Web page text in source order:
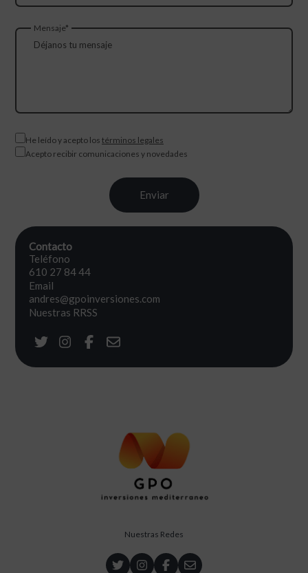
Mensaje*
He leído y acepto los términos legales
Acepto recibir comunicaciones y novedades
Contacto
Teléfono
610 27 84 44
Email
andres@gpoinversiones.com
Nuestras RRSS
Nuestras Redes